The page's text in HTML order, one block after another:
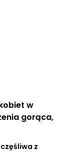
w
gorąca,
z